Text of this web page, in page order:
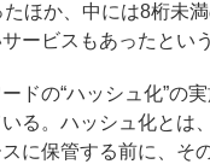
たほか、中には8桁未
ービスもあったという
ドの“ハッシュ化”の
る。ハッシュ化とは
に保管する前に、そ